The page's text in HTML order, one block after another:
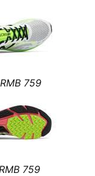
759
759